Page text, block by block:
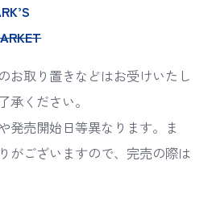
お取り置きなどはお受けいたし
承ください。
発売開始日等異なります。ま
がございますので、完売の際は